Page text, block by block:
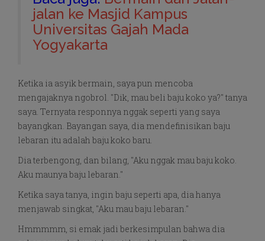
jalan ke Masjid Kampus
Universitas Gajah Mada
Yogyakarta
Ketika ia asyik bermain, saya pun mencoba
mengajaknya ngobrol. "Dik, mau beli baju koko ya?" tanya
saya. Ternyata responnya nggak seperti yang saya
bayangkan. Bayangan saya, dia mendefinisikan baju
lebaran itu adalah baju koko baru.
Dia terbengong, dan bilang, "Aku nggak mau baju koko.
Aku maunya baju lebaran."
Ketika saya tanya, ingin baju seperti apa, dia hanya
menjawab singkat, "Aku mau baju lebaran."
Hmmmmm, si emak jadi berkesimpulan bahwa dia